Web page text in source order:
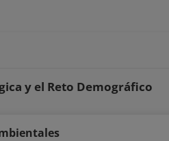
y el Reto Demográfico